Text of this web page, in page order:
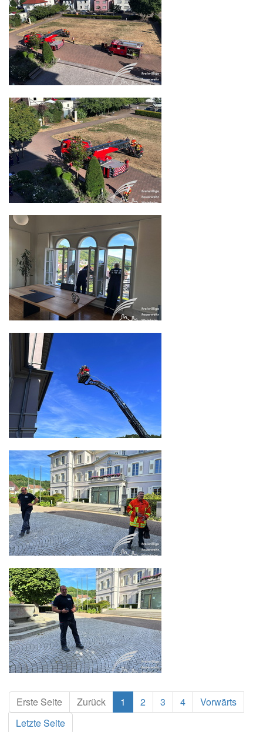
Erste Seite Zurück 1 2 3 4
Vorwärts
Letzte Seite